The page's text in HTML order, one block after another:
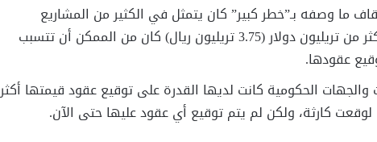
ما وصفه بـ”خطر كبير” كان يتمثل في الكثير من المشاريع
لمقاولين، وتقدر قيمتها الإجمالية بأكثر من تريليون دولار (3.75 تريليون ریال) كان من الممكن أن تتسبب
عقودها.
الحكومية كانت لديها القدرة على توقيع عقود قيمتها أكثر
لوقعت كارثة، ولكن لم يتم توقيع أي عقود عليها حتى الآن.